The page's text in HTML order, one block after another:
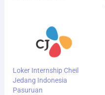
Loker Internship Cheil
Jedang Indonesia
Pasuruan